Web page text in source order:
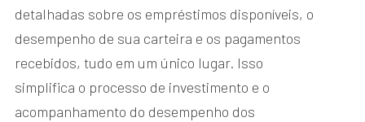
detalhadas sobre os empréstimos disponíveis, o
desempenho de sua carteira e os pagamentos
recebidos, tudo em um único lugar. Isso
simplifica o processo de investimento e o
acompanhamento do desempenho dos